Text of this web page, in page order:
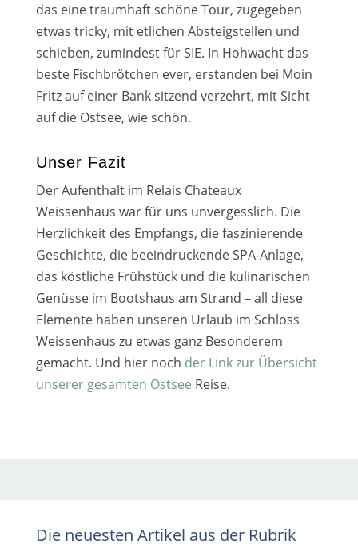
das eine traum­haft schö­ne Tour, zuge­ge­ben
etwas tri­cky, mit etli­chen Absteigstellen und
schie­ben, zumin­dest für SIE. In Hohwacht das
bes­te Fischbrötchen ever, erstan­den bei Moin
Fritz auf einer Bank sit­zend ver­zehrt, mit Sicht
auf die Ostsee, wie schön.
Unser Fazit
Der Aufenthalt im Relais Chateaux
Weissenhaus war für uns unver­gess­lich. Die
Herzlichkeit des Empfangs, die fas­zi­nie­ren­de
Geschichte, die beein­dru­cken­de SPA-Anlage,
das köst­li­che Frühstück und die kuli­na­ri­schen
Genüsse im Bootshaus am Strand – all die­se
Elemente haben unse­ren Urlaub im Schloss
Weissenhaus zu etwas ganz Besonderem
gemacht. Und hier noch der Link zur Übersicht
unse­rer gesam­ten Ostsee Reise.
Die neuesten Artikel aus der Rubrik